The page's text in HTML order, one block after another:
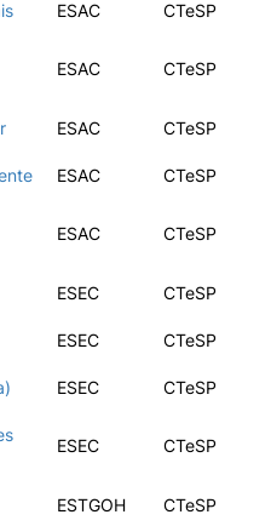
ESAC CTeSP
ESAC CTeSP
ESAC CTeSP
ESAC CTeSP
ESAC CTeSP
ESEC CTeSP
ESEC CTeSP
ESEC CTeSP
ESEC CTeSP
ESTGOH CTeSP